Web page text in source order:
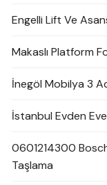
Engelli Lift Ve
Makaslı Platform
İnegöl Mobilya 3
İstanbul Evden
0601214300
Taşlama